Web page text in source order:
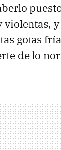
gotas
de lo